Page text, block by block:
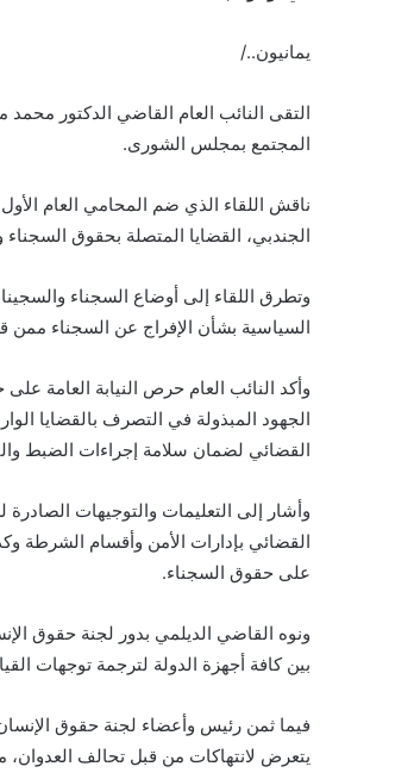
يمانيون../
التقى النائب العام القاضي الدكتور
المجتمع بمجلس الشورى.
ناقش اللقاء الذي ضم المحامي العام
الجندبي، القضايا المتصلة بحقوق
وتطرق اللقاء إلى أوضاع السجناء
السياسية بشأن الإفراج عن السجناء ممن
وأكد النائب العام حرص النيابة العامة
الجهود المبذولة في التصرف بالقضايا
القضائي لضمان سلامة إجراءات الضبط
وأشار إلى التعليمات والتوجيهات
القضائي بإدارات الأمن وأقسام الشرطة
على حقوق السجناء.
ونوه القاضي الديلمي بدور لجنة حقوق
بين كافة أجهزة الدولة لترجمة توجهات
فيما ثمن رئيس وأعضاء لجنة حقوق
يتعرض لانتهاكات من قبل تحالف